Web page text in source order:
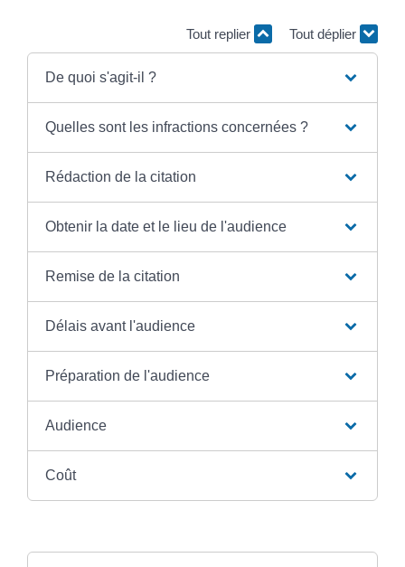
Tout replier Tout déplier
De quoi s'agit-il ?
Quelles sont les infractions concernées ?
Rédaction de la citation
Obtenir la date et le lieu de l'audience
Remise de la citation
Délais avant l'audience
Préparation de l'audience
Audience
Coût